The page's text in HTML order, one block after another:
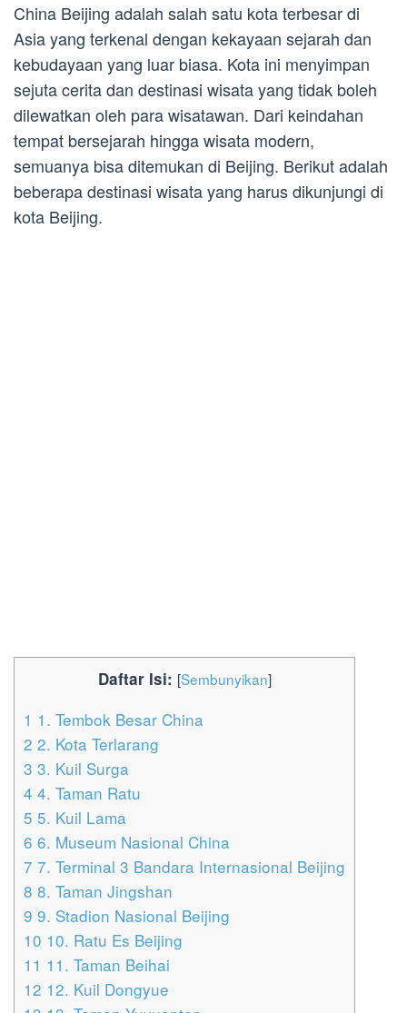
China Beijing adalah salah satu kota terbesar di
Asia yang terkenal dengan kekayaan sejarah dan
kebudayaan yang luar biasa. Kota ini menyimpan
sejuta cerita dan destinasi wisata yang tidak boleh
dilewatkan oleh para wisatawan. Dari keindahan
tempat bersejarah hingga wisata modern,
semuanya bisa ditemukan di Beijing. Berikut adalah
beberapa destinasi wisata yang harus dikunjungi di
kota Beijing.
Daftar Isi: [Sembunyikan]
1 1. Tembok Besar China
2 2. Kota Terlarang
3 3. Kuil Surga
4 4. Taman Ratu
5 5. Kuil Lama
6 6. Museum Nasional China
7 7. Terminal 3 Bandara Internasional Beijing
8 8. Taman Jingshan
9 9. Stadion Nasional Beijing
10 10. Ratu Es Beijing
11 11. Taman Beihai
12 12. Kuil Dongyue